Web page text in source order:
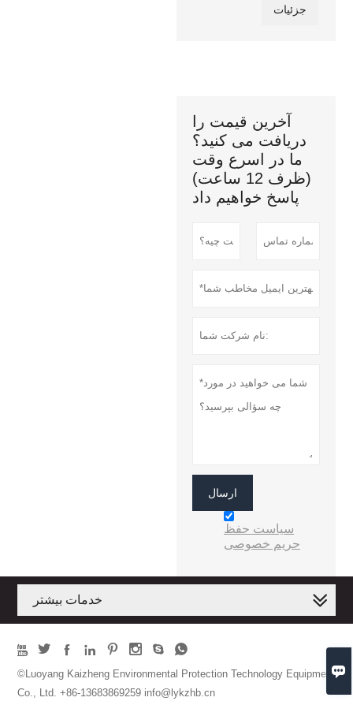

جزئیات
آخرین قیمت را
دریافت می کنید؟
ما در اسرع وقت
(ظرف 12 ساعت)
پاسخ خواهیم داد
ارسال
سیاست حفظ
حریم خصوصی
خدمات بیشتر
       
©Luoyang Kaizheng Environmental Protection Technology Equipment
Co., Ltd. +86-13683869259 info@lykzhb.cn